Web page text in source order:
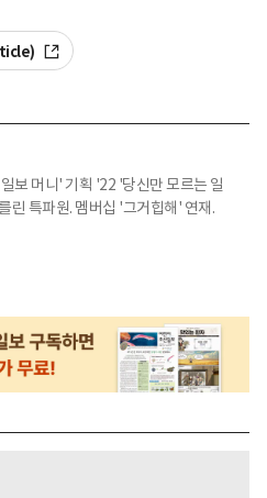
보 머니' 기획 '22 '당신만 모르는 일
린 특파원. 멤버십 '그거힙해' 연재.